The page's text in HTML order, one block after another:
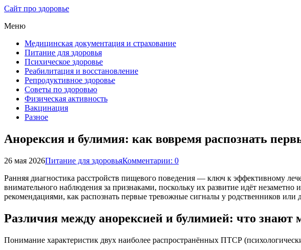
Сайт про здоровье
Меню
Медицинская документация и страхование
Питание для здоровья
Психическое здоровье
Реабилитация и восстановление
Репродуктивное здоровье
Советы по здоровью
Физическая активность
Вакцинация
Разное
Анорексия и булимия: как вовремя распознать
26 мая 2026Питание для здоровьяКомментарии: 0
Ранняя диагностика расстройств пищевого поведения — ключ к эффективному
внимательного наблюдения за признаками, поскольку их развитие идёт
рекомендациями, как распознать первые тревожные сигналы у родственников или
Различия между анорексией и булимией: что знают
Понимание характеристик двух наиболее распространённых ПТСР